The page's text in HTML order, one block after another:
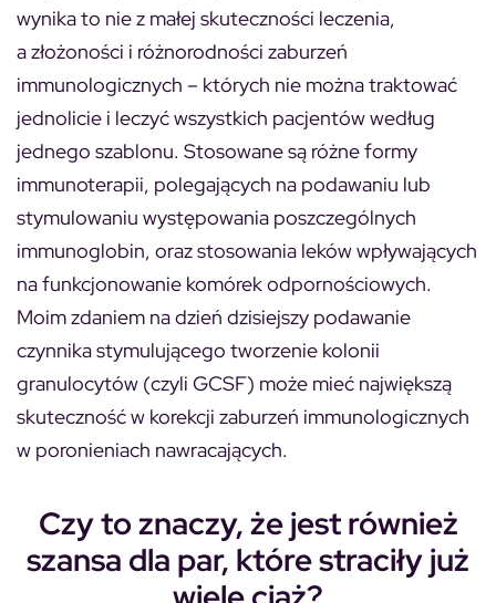
wynika to nie z małej skuteczności leczenia,
a złożoności i różnorodności zaburzeń
immunologicznych – których nie można traktować
jednolicie i leczyć wszystkich pacjentów według
jednego szablonu. Stosowane są różne formy
immunoterapii, polegających na podawaniu lub
stymulowaniu występowania poszczególnych
immunoglobin, oraz stosowania leków wpływających
na funkcjonowanie komórek odpornościowych.
Moim zdaniem na dzień dzisiejszy podawanie
czynnika stymulującego tworzenie kolonii
granulocytów (czyli GCSF) może mieć największą
skuteczność w korekcji zaburzeń immunologicznych
w poronieniach nawracających.
Czy to znaczy, że jest również
szansa dla par, które straciły już